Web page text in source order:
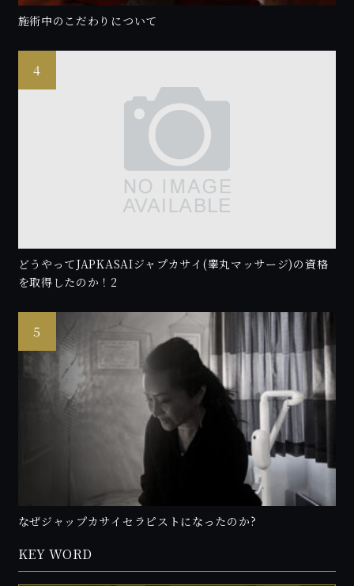
施術中のこだわりについて
どうやってJAPKASAIジャプカサイ(睾丸マッサージ)の資格
を取得したのか！2
なぜジャップカサイセラピストになったのか?
KEY WORD